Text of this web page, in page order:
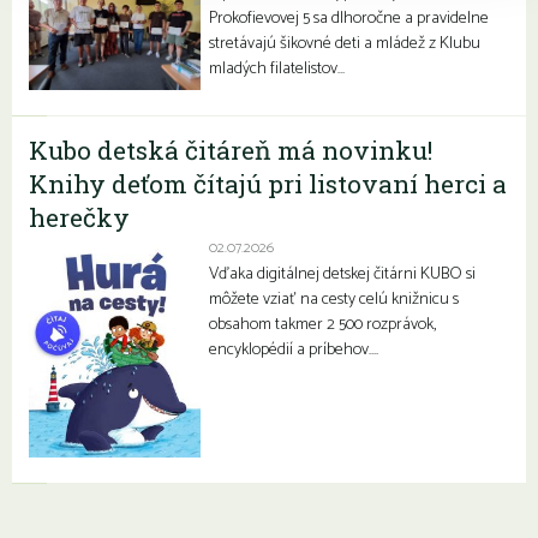
Prokofievovej 5 sa dlhoročne a pravidelne
stretávajú šikovné deti a mládež z Klubu
mladých filatelistov…
Kubo detská čitáreň má novinku!
Knihy deťom čítajú pri listovaní herci a
herečky
02.07.2026
Vďaka digitálnej detskej čitárni KUBO si
môžete vziať na cesty celú knižnicu s
obsahom takmer 2 500 rozprávok,
encyklopédií a príbehov….